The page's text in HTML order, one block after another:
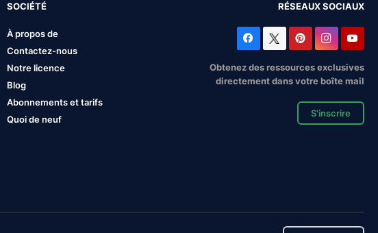
SOCIÉTÉ
À propos de
Contactez-nous
Notre licence
Blog
Abonnements et tarifs
Quoi de neuf
RÉSEAUX SOCIAUX
Obtenez des ressources exclusives
directement dans votre boîte mail
S'inscrire